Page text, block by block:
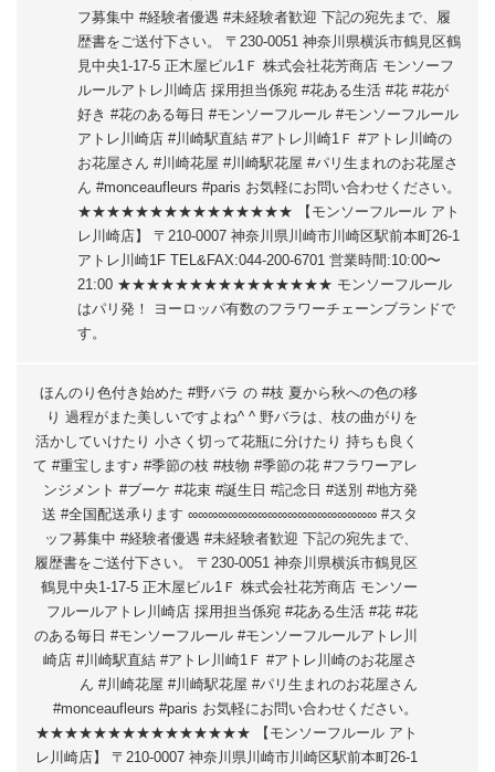
フ募集中 #経験者優遇 #未経験者歓迎 下記の宛先まで、履
歴書をご送付下さい。 〒230-0051 神奈川県横浜市鶴見区鶴
見中央1-17-5 正木屋ビル1Ｆ 株式会社花芳商店 モンソーフ
ルールアトレ川崎店 採用担当係宛 #花ある生活 #花 #花が
好き #花のある毎日 #モンソーフルール #モンソーフルール
アトレ川崎店 #川崎駅直結 #アトレ川崎1Ｆ #アトレ川崎の
お花屋さん #川崎花屋 #川崎駅花屋 #パリ生まれのお花屋さ
ん #monceaufleurs #paris お気軽にお問い合わせください。
★★★★★★★★★★★★★★★ 【モンソーフルール アト
レ川崎店】 〒210-0007 神奈川県川崎市川崎区駅前本町26-1
アトレ川崎1F TEL&FAX:044-200-6701 営業時間:10:00〜
21:00 ★★★★★★★★★★★★★★★ モンソーフルール
はパリ発！ ヨーロッパ有数のフラワーチェーンブランドで
す。
ほんのり色付き始めた #野バラ の #枝 夏から秋への色の移
り 過程がまた美しいですよね^ ^ 野バラは、枝の曲がりを
活かしていけたり 小さく切って花瓶に分けたり 持ちも良く
て #重宝します♪ #季節の枝 #枝物 #季節の花 #フラワーアレ
ンジメント #ブーケ #花束 #誕生日 #記念日 #送別 #地方発
送 #全国配送承ります ∞∞∞∞∞∞∞∞∞∞∞∞∞∞∞∞∞∞∞ #スタ
ッフ募集中 #経験者優遇 #未経験者歓迎 下記の宛先まで、
履歴書をご送付下さい。 〒230-0051 神奈川県横浜市鶴見区
鶴見中央1-17-5 正木屋ビル1Ｆ 株式会社花芳商店 モンソー
フルールアトレ川崎店 採用担当係宛 #花ある生活 #花 #花
のある毎日 #モンソーフルール #モンソーフルールアトレ川
崎店 #川崎駅直結 #アトレ川崎1Ｆ #アトレ川崎のお花屋さ
ん #川崎花屋 #川崎駅花屋 #パリ生まれのお花屋さん
#monceaufleurs #paris お気軽にお問い合わせください。
★★★★★★★★★★★★★★★ 【モンソーフルール アト
レ川崎店】 〒210-0007 神奈川県川崎市川崎区駅前本町26-1